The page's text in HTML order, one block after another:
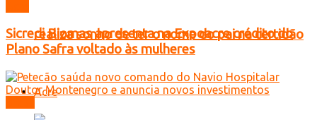
realiza sonho de ter o nome do pai na certidão
Acre
Sicredi Biomas apresenta na Expoacre crédito do
Plano Safra voltado às mulheres